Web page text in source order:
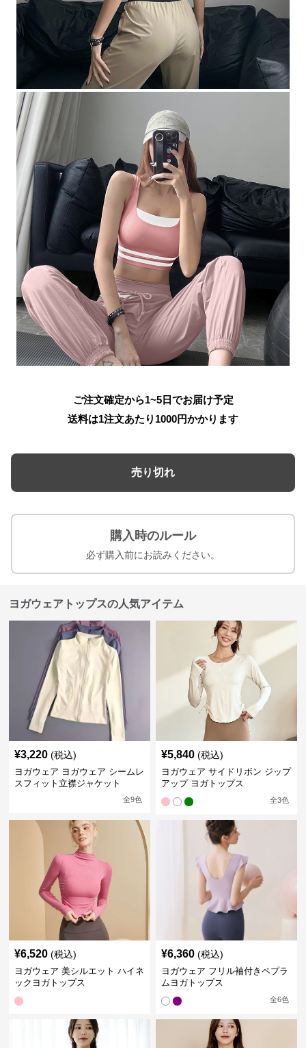
ご注文確定から1~5日でお届け予定
送料は1注文あたり 1000円かかります
売り切れ
購入時のルール
必ず購入前にお読みください。
ヨガウェアトップスの人気アイテム
¥3,220 (税込)
ヨガウェア ヨガウェア シームレ
スフィット立襟ジャケット
全9色
¥5,840 (税込)
ヨガウェア サイドリボン ジップ
アップ ヨガトップス
全3色
¥6,520 (税込)
ヨガウェア 美シルエット ハイネ
ックヨガトップス
¥6,360 (税込)
ヨガウェア フリル袖付きペプラ
ムヨガトップス
全6色